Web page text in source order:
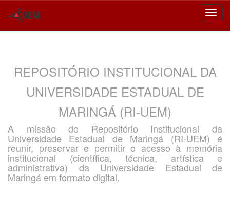
REPOSITÓRIO INSTITUCIONAL DA
UNIVERSIDADE ESTADUAL DE
MARINGÁ (RI-UEM)
A missão do Repositório Institucional da
Universidade Estadual de Maringá (RI-UEM) é
reunir, preservar e permitir o acesso à memória
institucional (científica, técnica, artística e
administrativa) da Universidade Estadual de
Maringá em formato digital.